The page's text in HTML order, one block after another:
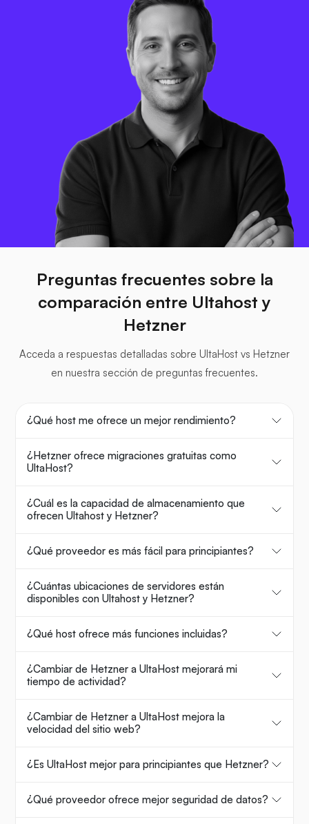
Preguntas frecuentes sobre la
comparación entre Ultahost y
Hetzner
Acceda a respuestas detalladas sobre UltaHost vs Hetzner
en nuestra sección de preguntas frecuentes.
¿Qué host me ofrece un mejor rendimiento?
¿Hetzner ofrece migraciones gratuitas como
UltaHost?
¿Cuál es la capacidad de almacenamiento que
ofrecen Ultahost y Hetzner?
¿Qué proveedor es más fácil para principiantes?
¿Cuántas ubicaciones de servidores están
disponibles con Ultahost y Hetzner?
¿Qué host ofrece más funciones incluidas?
¿Cambiar de Hetzner a UltaHost mejorará mi
tiempo de actividad?
¿Cambiar de Hetzner a UltaHost mejora la
velocidad del sitio web?
¿Es UltaHost mejor para principiantes que Hetzner?
¿Qué proveedor ofrece mejor seguridad de datos?